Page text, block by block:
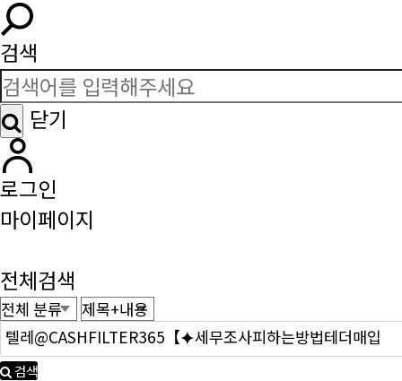
검색
닫기
로그인
마이페이지
전체검색
검색